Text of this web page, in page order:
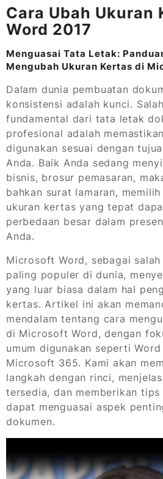
Cara Ubah Ukuran
Word 2017
Menguasai Tata Letak:
Mengubah Ukuran Kertas di
Dalam dunia pembuatan
konsistensi adalah kunci.
fundamental dari tata letak
profesional adalah
digunakan sesuai dengan
Anda. Baik Anda sedang
bisnis, brosur pemasaran,
bahkan surat lamaran,
ukuran kertas yang tepat
perbedaan besar dalam
Anda.
Microsoft Word, sebagai
paling populer di dunia,
yang luar biasa dalam hal
kertas. Artikel ini akan
mendalam tentang cara
di Microsoft Word, dengan
umum digunakan seperti
Microsoft 365. Kami akan
langkah dengan rinci,
tersedia, dan memberikan
dapat menguasai aspek
dokumen.